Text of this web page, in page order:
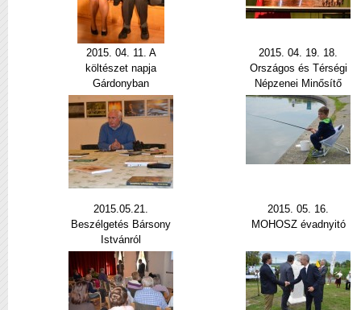
2015. 04. 11. A
költészet napja
Gárdonyban
2015. 04. 19. 18.
Országos és Térségi
Népzenei Minősítő
2015.05.21.
Beszélgetés Bársony
Istvánról
2015. 05. 16.
MOHOSZ évadnyitó